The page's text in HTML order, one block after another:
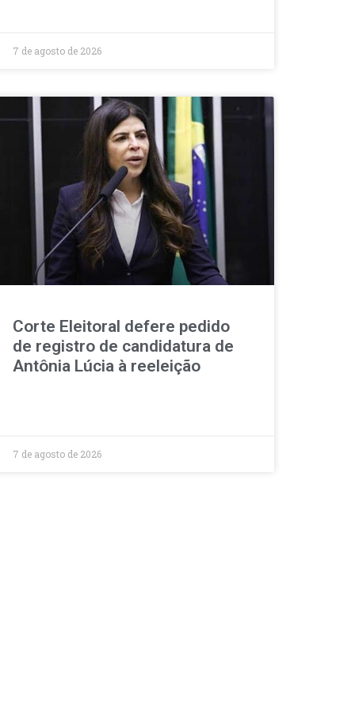
7 de agosto de 2026
Corte Eleitoral defere pedido
de registro de candidatura de
Antônia Lúcia à reeleição
7 de agosto de 2026